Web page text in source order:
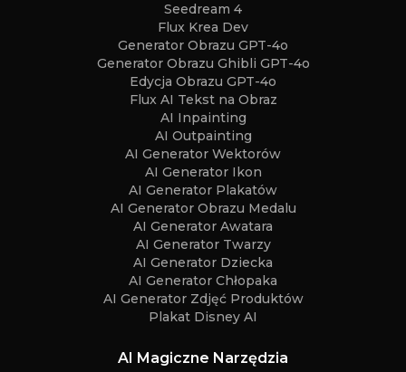
Seedream 4
Flux Krea Dev
Generator Obrazu GPT-4o
Generator Obrazu Ghibli GPT-4o
Edycja Obrazu GPT-4o
Flux AI Tekst na Obraz
AI Inpainting
AI Outpainting
AI Generator Wektorów
AI Generator Ikon
AI Generator Plakatów
AI Generator Obrazu Medalu
AI Generator Awatara
AI Generator Twarzy
AI Generator Dziecka
AI Generator Chłopaka
AI Generator Zdjęć Produktów
Plakat Disney AI
AI Magiczne Narzędzia